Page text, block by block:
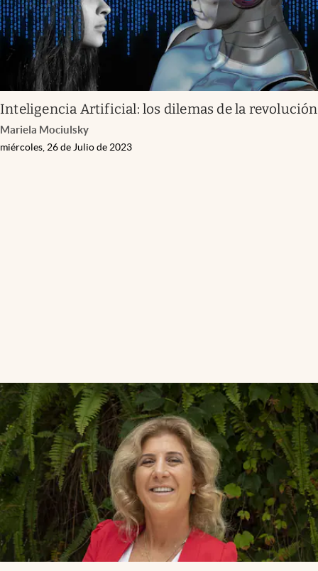
Inteligencia Artificial: los dilemas de la revolución
Mariela Mociulsky
miércoles, 26 de Julio de 2023